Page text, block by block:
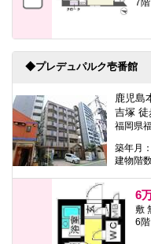
7
◆プレデュパルク壱番館
鹿児島
吉塚 徒
福岡県
築年月
建物階
6
敷
6